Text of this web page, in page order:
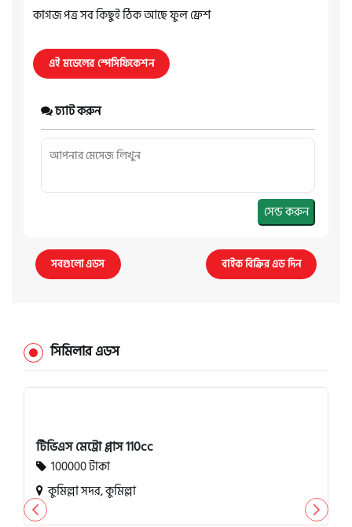
কাগজ পত্র সব কিছুই ঠিক আছে ফুল ফ্রেশ
এই মডেলের স্পেসিফিকেশন
চ্যাট করুন
সেন্ড করুন
সবগুলো এডস বাইক বিক্রির এড দিন
সিমিলার এডস
টিভিএস মেট্রো প্লাস 110cc
100000 টাকা
কুমিল্লা সদর, কুমিল্লা